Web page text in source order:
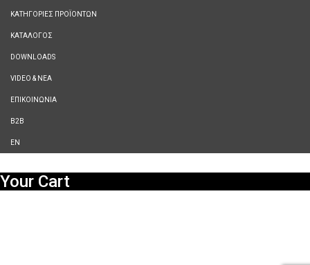
ΚΑΤΗΓΟΡΙΕΣ ΠΡΟΪΟΝΤΩΝ
ΚΑΤΑΛΟΓΟΣ
DOWNLOADS
VIDEO & ΝΕΑ
ΕΠΙΚΟΙΝΩΝΙΑ
B2B
ΕΝ
Your Cart